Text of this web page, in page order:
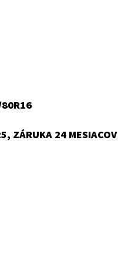
ZÁRUKA 24 MESIACOV